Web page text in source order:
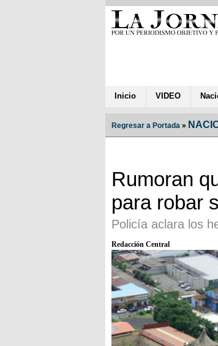
Inicio VIDEO
Regresar a Portada »
Rumoran
para robar
Policía aclara los
Redacción Central